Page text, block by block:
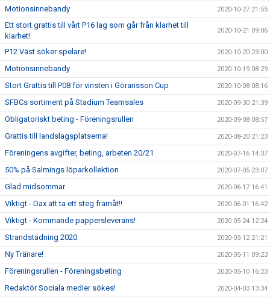
Motionsinnebandy 2020-10-27 21:55
Ett stort grattis till vårt P16 lag som går från klarhet till
klarhet!
2020-10-21 09:06
P12 Väst söker spelare! 2020-10-20 23:00
Motionsinnebandy 2020-10-19 08:29
Stort Grattis till P08 för vinsten i Göransson Cup 2020-10-08 08:16
SFBCs sortiment på Stadium Teamsales 2020-09-30 21:39
Obligatoriskt beting - Föreningsrullen 2020-09-08 08:57
Grattis till landslagsplatserna! 2020-08-20 21:23
Föreningens avgifter, beting, arbeten 20/21 2020-07-16 14:37
50% på Salmings löparkollektion 2020-07-05 23:07
Glad midsommar 2020-06-17 16:41
Viktigt - Dax att ta ett steg framåt!! 2020-06-01 16:42
Viktigt - Kommande pappersleverans! 2020-05-24 12:24
Strandstädning 2020 2020-05-12 21:21
Ny Tränare! 2020-05-11 09:23
Föreningsrullen - Föreningsbeting 2020-05-10 16:23
Redaktör Sociala medier sökes! 2020-04-03 13:34